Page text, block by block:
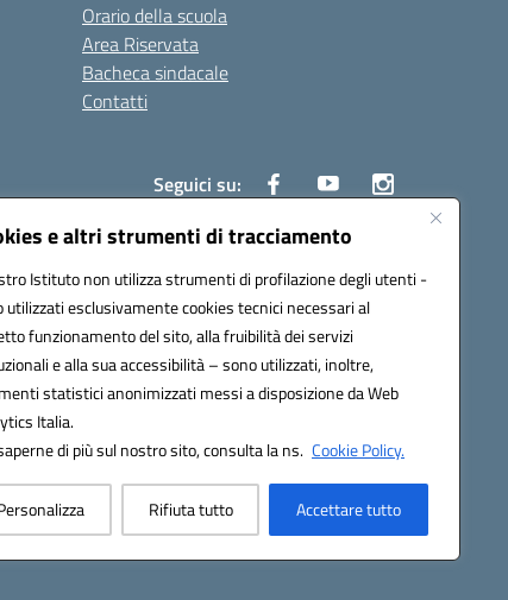
e altri strumenti di tracciamento
Istituto non utilizza strumenti di profilazione degli utenti -
utilizzati esclusivamente cookies tecnici necessari al
funzionamento del sito, alla fruibilità dei servizi
e alla sua accessibilità – sono utilizzati, inoltre,
statistici anonimizzati messi a disposizione da Web
Italia.
di più sul nostro sito, consulta la ns. Cookie Policy.
Rifiuta tutto Accettare tutto
Orario della scuola
Area Riservata
Bacheca sindacale
Contatti
Seguici su: